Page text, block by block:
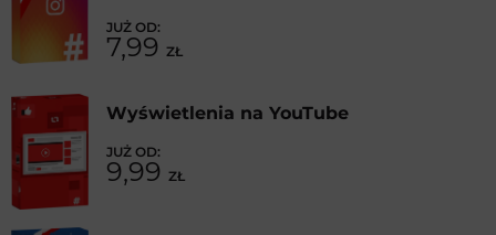
7,99 ZŁ
Wyświetlenia na YouTube
9,99 ZŁ